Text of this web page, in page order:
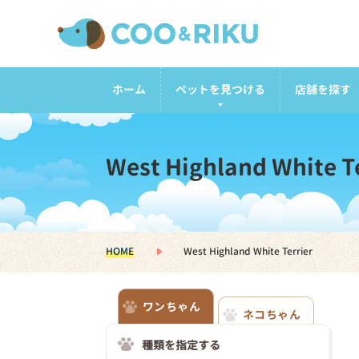
ホーム ペットを見つける 店舗を探す
West Highland White
HOME West Highland White Terrier
ワンちゃん
ネコちゃん
種類を指定する